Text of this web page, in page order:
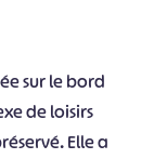
sur le bord
de loisirs
Elle a